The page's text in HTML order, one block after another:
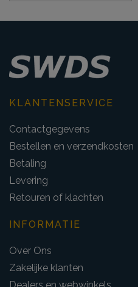
KLANTENSERVICE
Contactgegevens
Bestellen en verzendkosten
Betaling
Levering
Retouren of klachten
INFORMATIE
Over Ons
Zakelijke klanten
Dealers en webwinkels